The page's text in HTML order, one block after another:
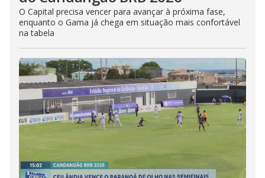
O Capital precisa vencer para avançar à próxima fase,
enquanto o Gama já chega em situação mais confortável
na tabela